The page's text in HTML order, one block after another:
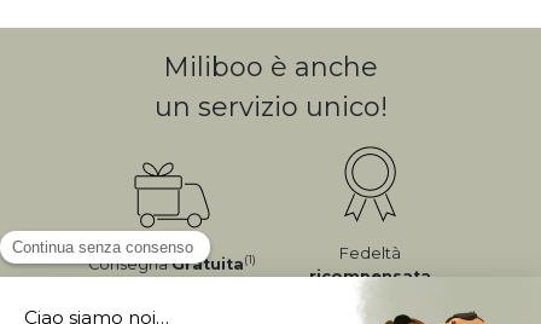
Miliboo è anche
un servizio unico!
ConsegnaGratuita(1)
Fedeltà
ricompensata